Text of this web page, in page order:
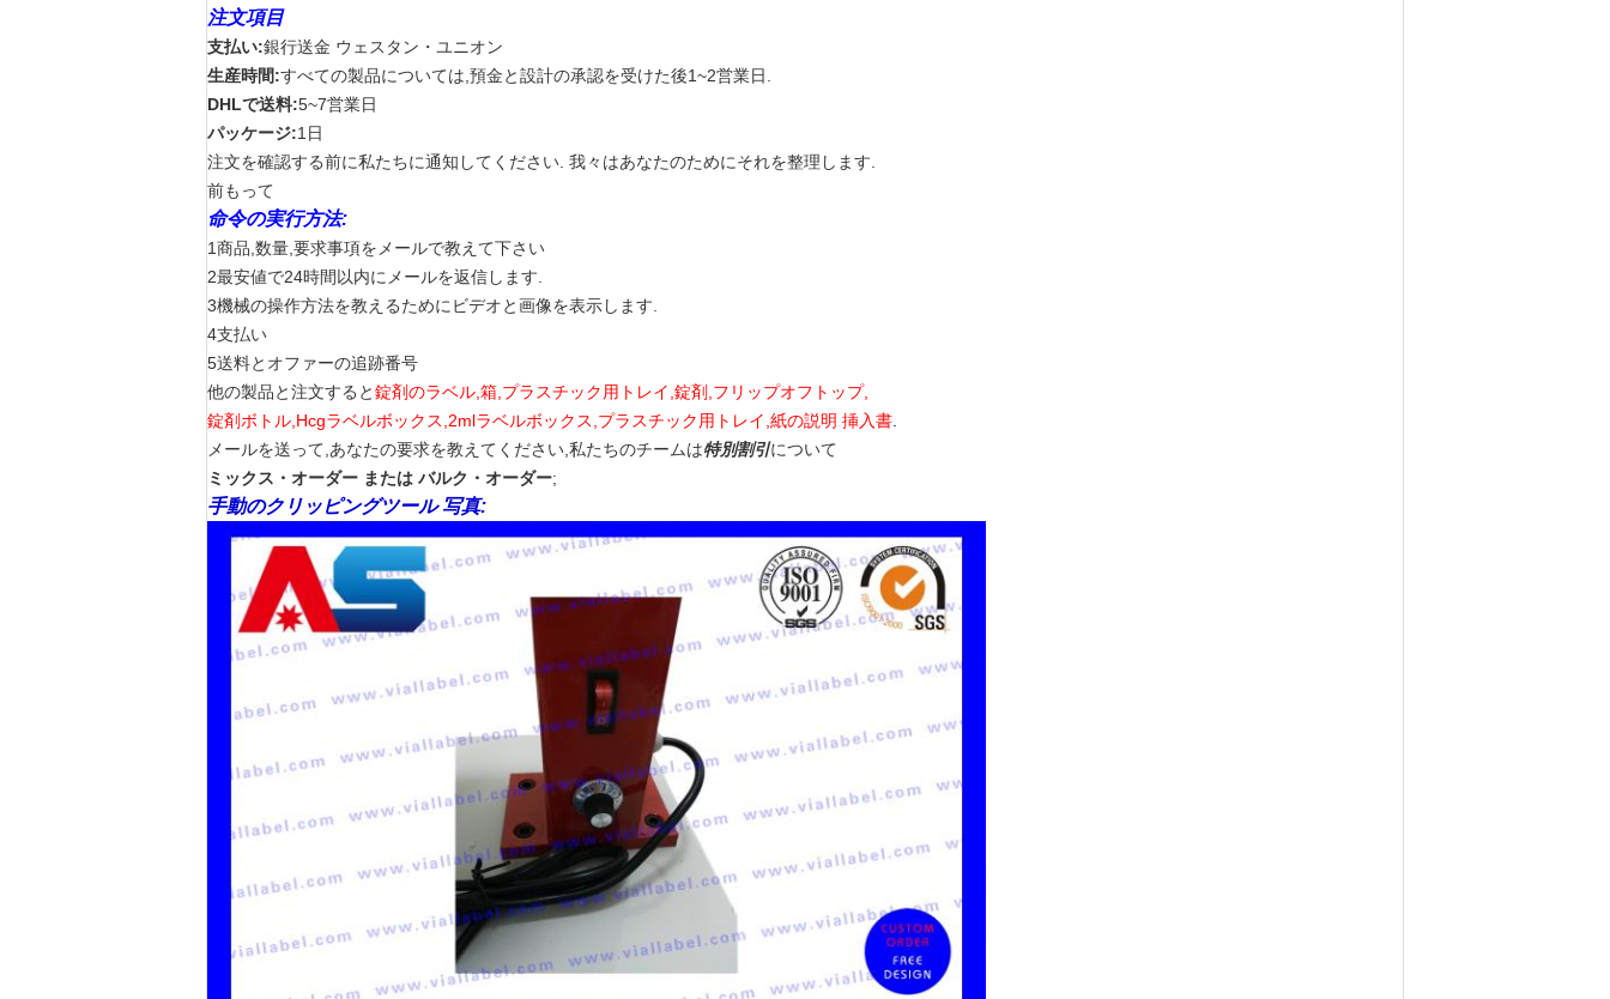
注文項目
支払い:銀行送金 ウェスタン・ユニオン
生産時間:すべての製品については,預金と設計の承認を受けた後1~2営業日.
DHLで送料:5~7営業日
パッケージ:1日
注文を確認する前に私たちに通知してください. 我々はあなたのためにそれを整理します.
前もって
命令の実行方法:
1商品,数量,要求事項をメールで教えて下さい
2最安値で24時間以内にメールを返信します.
3機械の操作方法を教えるためにビデオと画像を表示します.
4支払い
5送料とオファーの追跡番号
他の製品と注文すると錠剤のラベル,箱,プラスチック用トレイ,錠剤,フリップオフトップ,
錠剤ボトル,Hcgラベルボックス,2mlラベルボックス,プラスチック用トレイ,紙の説明 挿入書
メールを送って,あなたの要求を教えてください,私たちのチームは特別割引について
ミックス・オーダー または バルク・オーダー;
手動のクリッピングツール 写真: